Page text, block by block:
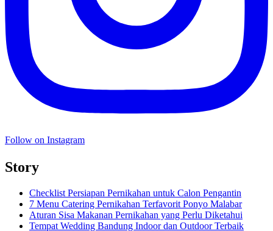
Follow on Instagram
Story
Checklist Persiapan Pernikahan untuk Calon Pengantin
7 Menu Catering Pernikahan Terfavorit Ponyo Malabar
Aturan Sisa Makanan Pernikahan yang Perlu Diketahui
Tempat Wedding Bandung Indoor dan Outdoor Terbaik